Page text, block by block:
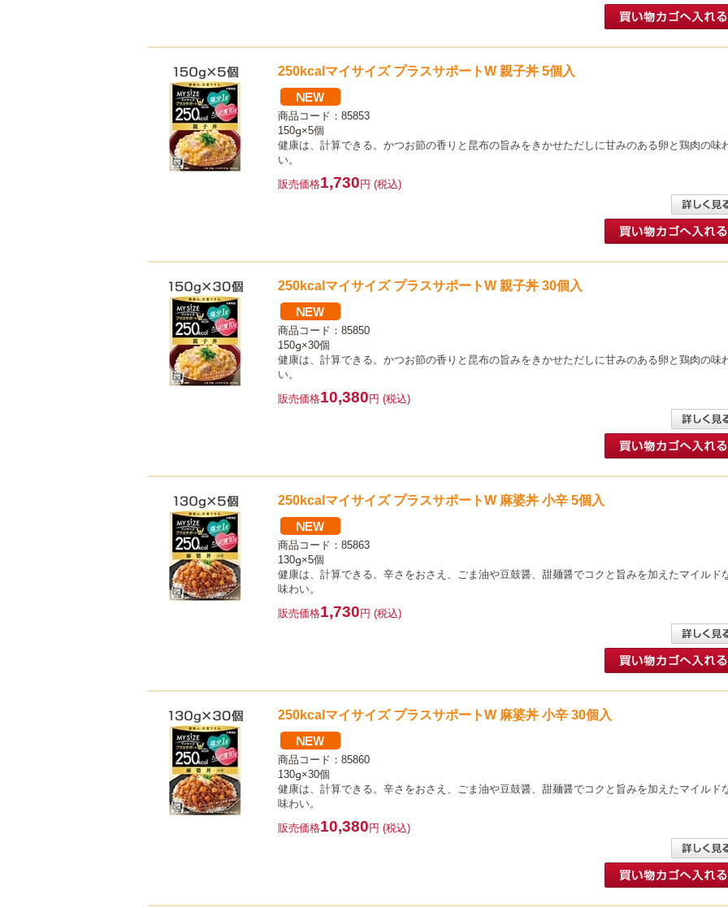
250kcalマイサイズ プラスサポートW 親子丼 5個入
商品コード：85853
150g×5個
健康は、計算できる。かつお節の香りと昆布の旨みをきかせただしに甘みのある卵と鶏肉の味
い。
販売価格1,730 円 (税込)
250kcalマイサイズ プラスサポートW 親子丼 30個入
商品コード：85850
150g×30個
健康は、計算できる。かつお節の香りと昆布の旨みをきかせただしに甘みのある卵と鶏肉の味
い。
販売価格10,380 円 (税込)
250kcalマイサイズ プラスサポートW 麻婆丼 小辛 5個入
商品コード：85863
130g×5個
健康は、計算できる。辛さをおさえ、ごま油や豆鼓醤、甜麺醤でコクと旨みを加えたマイルド
味わい。
販売価格1,730 円 (税込)
250kcalマイサイズ プラスサポートW 麻婆丼 小辛 30個入
商品コード：85860
130g×30個
健康は、計算できる。辛さをおさえ、ごま油や豆鼓醤、甜麺醤でコクと旨みを加えたマイルド
味わい。
販売価格10,380 円 (税込)